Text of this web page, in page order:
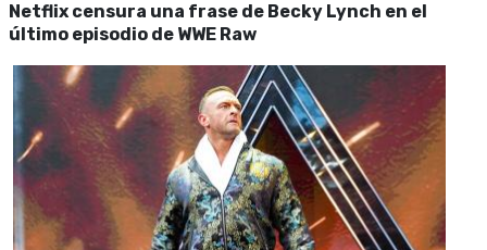
Netflix censura una frase de Becky Lynch en el
último episodio de WWE Raw